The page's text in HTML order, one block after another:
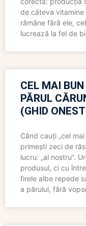
de câteva vitamine
rămâne fără ele,
lucrează la fel de
CEL MAI
PĂRUL
(GHID
Când cauți „cel
primești zeci de
lucru: „al nostru”.
produsul, ci cu
firele albe repede
a părului, fără